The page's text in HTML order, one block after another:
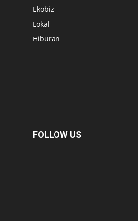
Ekobiz
Lokal
Hiburan
FOLLOW US